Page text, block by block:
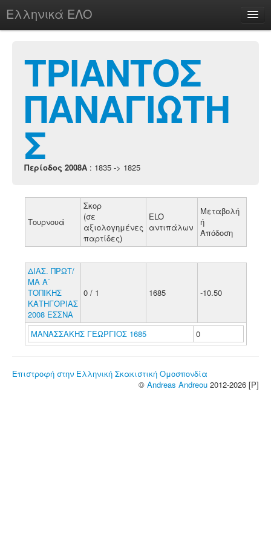
Ελληνικά ΕΛΟ
chesstu.be @ discord
Login
ΤΡΙΑΝΤΟΣ
ΠΑΝΑΓΙΩΤΗ
Σ
Περίοδος 2008A : 1835 -> 1825
Τουρνουά
Σκορ
(σε
αξιολογημένες
παρτίδες)
ELO
αντιπάλων
Μεταβολή
ή
Απόδοση
ΔΙΑΣ. ΠΡΩΤ/
ΜΑ Α΄
ΤΟΠΙΚΗΣ
ΚΑΤΗΓΟΡΙΑΣ
2008 ΕΣΣΝΑ
0 / 1 1685 -10.50
ΜΑΝΑΣΣΑΚΗΣ ΓΕΩΡΓΙΟΣ 1685 0
Επιστροφή στην Ελληνική Σκακιστική Ομοσπονδία
© Andreas Andreou 2012-2026 [P]